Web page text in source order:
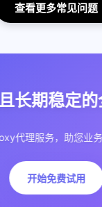
查看更多常见问题
长期稳定
代理服务，助您业
开始免费试用